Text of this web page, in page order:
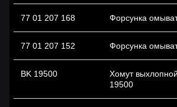
77 01 207 168 Форсунка
77 01 207 152 Форсунка
BK 19500
Хомут
19500